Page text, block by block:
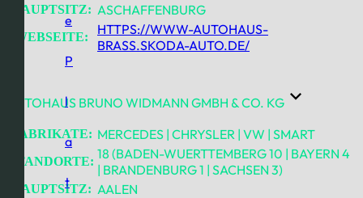
e
P
l
a
t
HAUPTSITZ: ASCHAFFENBURG
WEBSEITE:
HTTPS://WWW-AUTOHAUS-
BRASS.SKODA-AUTO.DE/
AUTOHAUS BRUNO WIDMANN GMBH & CO. KG
FABRIKATE: MERCEDES | CHRYSLER | VW | SMART
STANDORTE: 18 (BADEN-WUERTTEMBERG 10 | BAYERN 4
| BRANDENBURG 1 | SACHSEN 3)
HAUPTSITZ: AALEN